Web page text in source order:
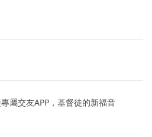
屬交友APP，基督徒的新福音